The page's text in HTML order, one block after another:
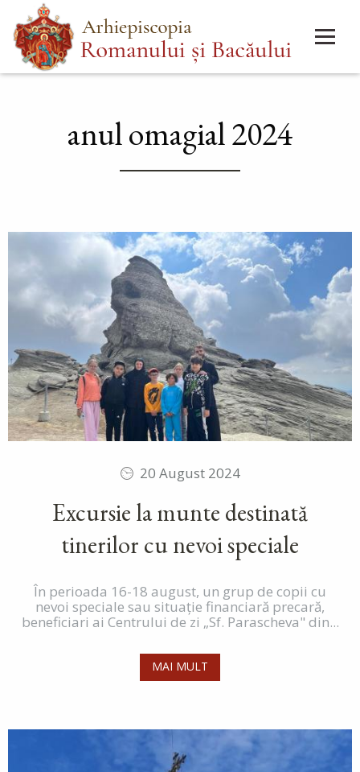
Mergi
la
conţinutul
Main
menu
anul omagial 2024
20 August 2024
Excursie la munte destinată
tinerilor cu nevoi speciale
În perioada 16-18 august, un grup de copii cu
nevoi speciale sau situație financiară precară,
beneficiari ai Centrului de zi „Sf. Parascheva" din...
MAI MULT